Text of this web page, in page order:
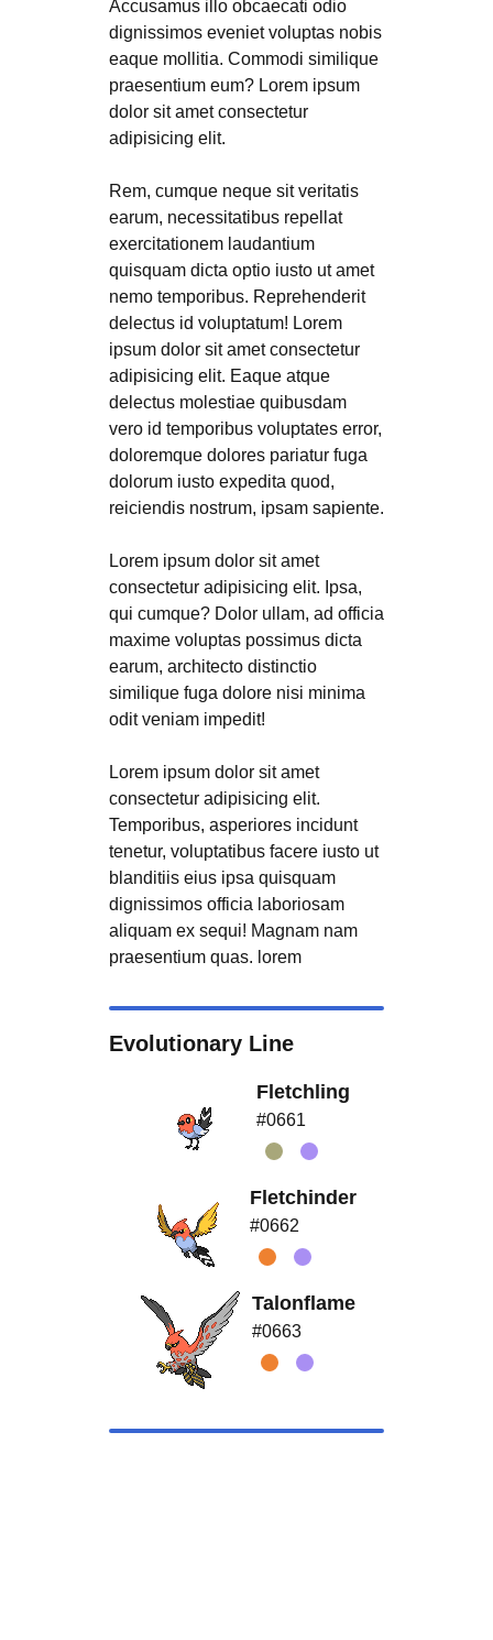
Accusamus illo obcaecati odio
dignissimos eveniet voluptas nobis
eaque mollitia. Commodi similique
praesentium eum? Lorem ipsum
dolor sit amet consectetur
adipisicing elit.
Rem, cumque neque sit veritatis
earum, necessitatibus repellat
exercitationem laudantium
quisquam dicta optio iusto ut amet
nemo temporibus. Reprehenderit
delectus id voluptatum! Lorem
ipsum dolor sit amet consectetur
adipisicing elit. Eaque atque
delectus molestiae quibusdam
vero id temporibus voluptates error,
doloremque dolores pariatur fuga
dolorum iusto expedita quod,
reiciendis nostrum, ipsam sapiente.
Lorem ipsum dolor sit amet
consectetur adipisicing elit. Ipsa,
qui cumque? Dolor ullam, ad officia
maxime voluptas possimus dicta
earum, architecto distinctio
similique fuga dolore nisi minima
odit veniam impedit!
Lorem ipsum dolor sit amet
consectetur adipisicing elit.
Temporibus, asperiores incidunt
tenetur, voluptatibus facere iusto ut
blanditiis eius ipsa quisquam
dignissimos officia laboriosam
aliquam ex sequi! Magnam nam
praesentium quas. lorem
Evolutionary Line
Fletchling
#0661
Fletchinder
#0662
Talonflame
#0663